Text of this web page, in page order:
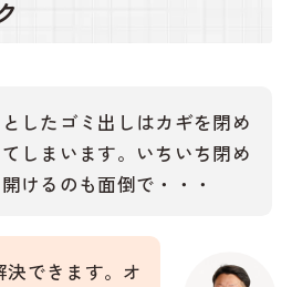
したゴミ出しはカギを閉め
しまいます。いちいち閉め
けるのも面倒で・・・
決できます。オ